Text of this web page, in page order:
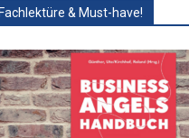
& Must-have!